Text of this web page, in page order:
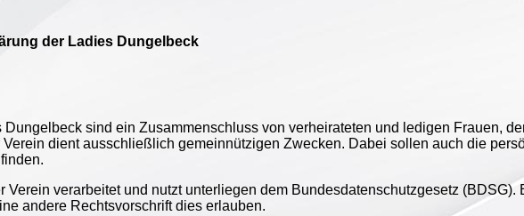
der Ladies Dungelbeck
Dungelbeck sind ein Zusammenschluss von verheirateten und ledigen Frauen,
Verein dient ausschließlich gemeinnützigen Zwecken. Dabei sollen auch die
Verein verarbeitet und nutzt unterliegen dem Bundesdatenschutzgesetz
andere Rechtsvorschrift dies erlauben.